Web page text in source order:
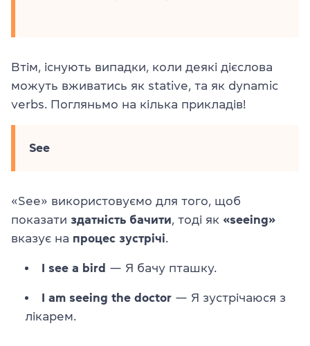
Втім, існують випадки, коли деякі дієслова
можуть вживатись як stative, та як dynamic
verbs. Погляньмо на кілька прикладів!
See
«See» використовуємо для того, щоб
показати здатність бачити, тоді як «seeing»
вказує на процес зустрічі.
I see a bird — Я бачу пташку.
I am seeing the doctor — Я зустрічаюся з
лікарем.